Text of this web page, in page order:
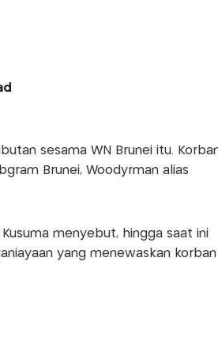
sesama WN Brunei itu.
Brunei, Woodyrman alias
menyebut, hingga saat ini
yang menewaskan korban